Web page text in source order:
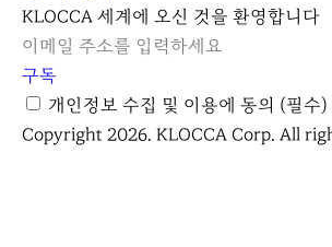
I
n
s
t
a
Y
o
u
t
u
K
L
O
C
C
KLOCCA 세계에 오신 것을 환영합니다
구독
개인정보 수집 및 이용에 동의 (필수)
Copyright 2026. KLOCCA Corp. All